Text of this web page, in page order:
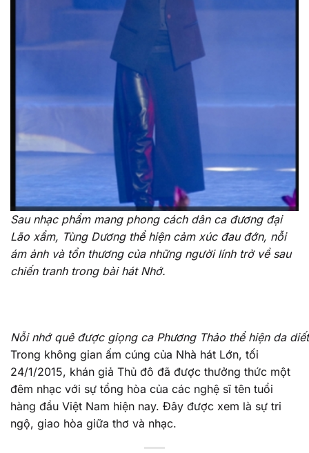
Sau nhạc phẩm mang phong cách dân ca đương đại
Lão xẩm, Tùng Dương thể hiện cảm xúc đau đớn, nỗi
ám ảnh và tổn thương của những người lính trở về sau
chiến tranh trong bài hát Nhớ.
Nỗi nhớ quê được giọng ca Phương Thảo thể hiện da
Trong không gian ấm cúng của Nhà hát Lớn, tối
24/1/2015, khán giả Thủ đô đã được thưởng thức một
đêm nhạc với sự tổng hòa của các nghệ sĩ tên tuổi
hàng đầu Việt Nam hiện nay. Đây được xem là sự tri
ngộ, giao hòa giữa thơ và nhạc.